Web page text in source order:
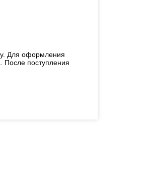
Для оформления
После поступления